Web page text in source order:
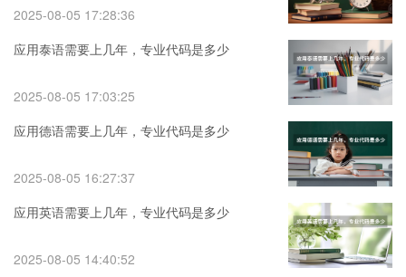
2025-08-05 17:28:36
应用泰语需要上几年，专业代码是多少
2025-08-05 17:03:25
应用德语需要上几年，专业代码是多少
2025-08-05 16:27:37
应用英语需要上几年，专业代码是多少
2025-08-05 14:40:52